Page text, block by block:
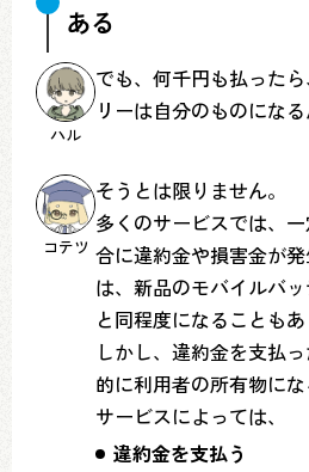
ある
ハル
でも、何千円も払った
リーは自分のものにな
コテツ
そうとは限りません。
多くのサービスでは、
合に違約金や損害金が
は、新品のモバイルバ
と同程度になることも
しかし、違約金を支払
的に利用者の所有物にな
サービスによっては、
違約金を支払う